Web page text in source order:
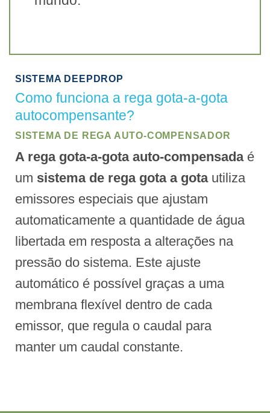
SISTEMA DEEPDROP
Como funciona a rega gota-a-gota
autocompensante?
SISTEMA DE REGA AUTO-COMPENSADOR
A rega gota-a-gota auto-compensadaé
um sistema de rega gota a gotautiliza
emissores especiais que ajustam
automaticamente a quantidade de água
libertada em resposta a alterações na
pressão do sistema. Este ajuste
automático é possível graças a uma
membrana flexível dentro de cada
emissor, que regula o caudal para
manter um caudal constante.